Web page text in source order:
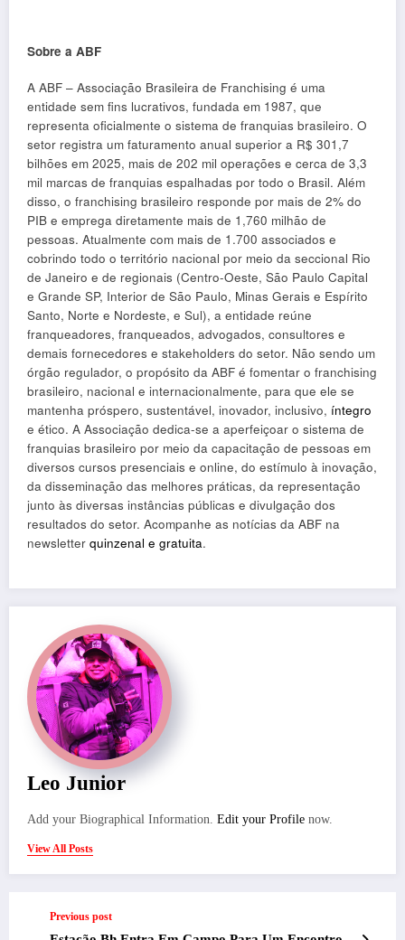
Sobre a ABF
A ABF – Associação Brasileira de Franchising é uma
entidade sem fins lucrativos, fundada em 1987, que
representa oficialmente o sistema de franquias brasileiro. O
setor registra um faturamento anual superior a R$ 301,7
bilhões em 2025, mais de 202 mil operações e cerca de 3,3
mil marcas de franquias espalhadas por todo o Brasil. Além
disso, o franchising brasileiro responde por mais de 2% do
PIB e emprega diretamente mais de 1,760 milhão de
pessoas. Atualmente com mais de 1.700 associados e
cobrindo todo o território nacional por meio da seccional Rio
de Janeiro e de regionais (Centro-Oeste, São Paulo Capital
e Grande SP, Interior de São Paulo, Minas Gerais e Espírito
Santo, Norte e Nordeste, e Sul), a entidade reúne
franqueadores, franqueados, advogados, consultores e
demais fornecedores e stakeholders do setor. Não sendo um
órgão regulador, o propósito da ABF é fomentar o franchising
brasileiro, nacional e internacionalmente, para que ele se
mantenha próspero, sustentável, inovador, inclusivo, íntegro
e ético. A Associação dedica-se a aperfeiçoar o sistema de
franquias brasileiro por meio da capacitação de pessoas em
diversos cursos presenciais e online, do estímulo à inovação,
da disseminação das melhores práticas, da representação
junto às diversas instâncias públicas e divulgação dos
resultados do setor. Acompanhe as notícias da ABF na
newsletter quinzenal e gratuita.
Leo Junior
Add your Biographical Information. Edit your Profile now.
View All Posts
Previous post